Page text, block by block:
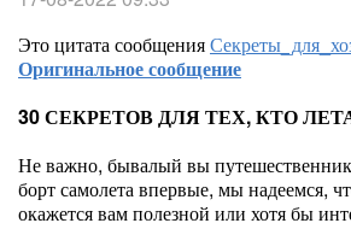
Это цитата сообщения
Оригинальное сообщение
30 СЕКРЕТОВ ДЛЯ ТЕХ, КТО
Не важно, бывалый вы
борт самолета впервые, мы надеемся,
окажется вам полезной или хотя бы